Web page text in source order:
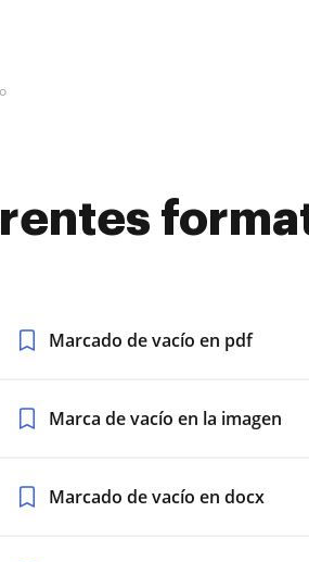
Marcado de vacío en pdf
Marca de vacío en la imagen
Marcado de vacío en docx